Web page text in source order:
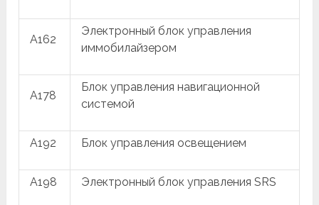
A162
Электронный блок управления
иммобилайзером
A178
Блок управления навигационной
системой
A192 Блок управления освещением
A198 Электронный блок управления SRS